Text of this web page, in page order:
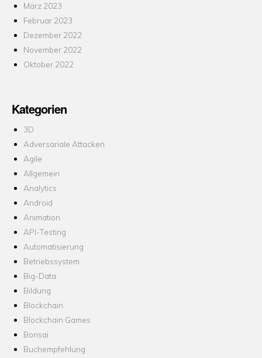
März 2023
Februar 2023
Dezember 2022
November 2022
Oktober 2022
Kategorien
3D
Adversariale Attacken
Agile
Allgemein
Analytics
Android
Animation
API-Testing
Automatisierung
Betriebssystem
Big-Data
Bildung
Blockchain
Blockchain Games
Bonsai
Buchempfehlung